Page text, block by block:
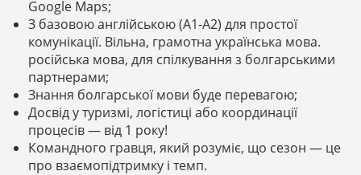
Google Maps;
З базовою англійською (A1-A2) для простої
комунікації. Вільна, грамотна українська мова.
російська мова, для спілкування з болгарськими
партнерами;
Знання болгарської мови буде перевагою;
Досвід у туризмі, логістиці або координації
процесів — від 1 року!
Командного гравця, який розуміє, що сезон — це
про взаємопідтримку і темп.